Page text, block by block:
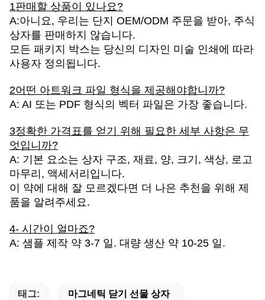
1판매할 상품이 있나요?
A:아니요, 우리는 단지 OEM/ODM 주문을 받아, 주식
상자를 판매하지 않습니다.
모든 패키지 박스는 당신의 디자인 미술 인쇄에 따라
사용자 정의됩니다.
2어떤 아트워크 파일 형식을 제공해야합니까?
A: AI 또는 PDF 형식의 벡터 파일은 가장 좋습니다.
3정확한 가격표를 얻기 위해 필요한 세부 사항은 무
엇입니까?
A: 기본 요소는 상자 구조, 재료, 양, 크기, 색상, 로고
마무리, 액세서리입니다.
이 약에 대해 잘 모르겠다면 더 나은 추천을 위해 제
품을 알려주세요.
4- 시간이 얼마죠?
A: 샘플 제작 약 3-7 일. 대량 생산 약 10-25 일.
태그: 마그네틱 닫기 선물 상자